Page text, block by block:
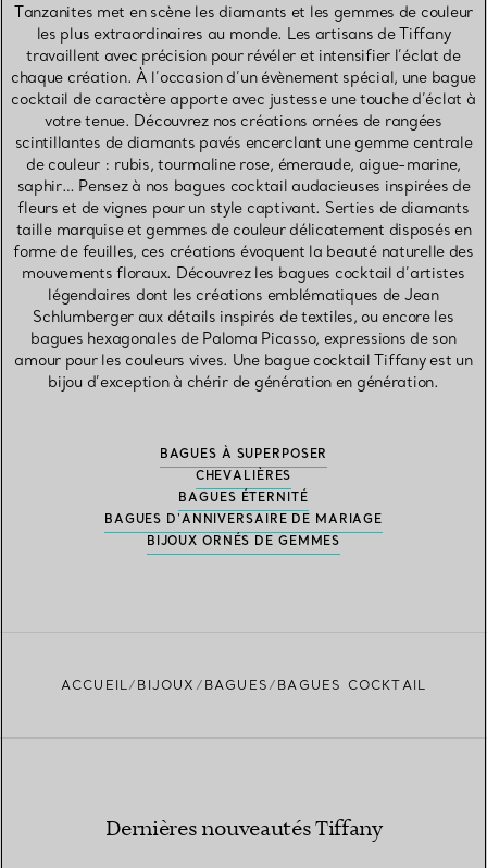
Tanzanites met en scène les diamants et les gemmes de couleur
les plus extraordinaires au monde. Les artisans de Tiffany
travaillent avec précision pour révéler et intensifier l’éclat de
chaque création. À l’occasion d’un évènement spécial, une bague
cocktail de caractère apporte avec justesse une touche d’éclat à
votre tenue. Découvrez nos créations ornées de rangées
scintillantes de diamants pavés encerclant une gemme centrale
de couleur : rubis, tourmaline rose, émeraude, aigue-marine,
saphir… Pensez à nos bagues cocktail audacieuses inspirées de
fleurs et de vignes pour un style captivant. Serties de diamants
taille marquise et gemmes de couleur délicatement disposés en
forme de feuilles, ces créations évoquent la beauté naturelle des
mouvements floraux. Découvrez les bagues cocktail d’artistes
légendaires dont les créations emblématiques de Jean
Schlumberger aux détails inspirés de textiles, ou encore les
bagues hexagonales de Paloma Picasso, expressions de son
amour pour les couleurs vives. Une bague cocktail Tiffany est un
bijou d’exception à chérir de génération en génération.
BAGUES À SUPERPOSER
CHEVALIÈRES
BAGUES ÉTERNITÉ
BAGUES D'ANNIVERSAIRE DE MARIAGE
BIJOUX ORNÉS DE GEMMES
ACCUEIL BIJOUX BAGUES BAGUES COCKTAIL
Dernières nouveautés Tiffany